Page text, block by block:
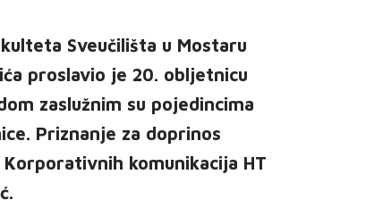
Sveučilišta u Mostaru
proslavio je 20. obljetnicu
zaslužnim su pojedincima
Priznanje za doprinos
komunikacija HT